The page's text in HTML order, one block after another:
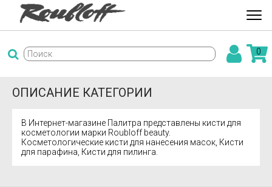
0
ОПИСАНИЕ КАТЕГОРИИ
В Интернет-магазине Палитра представлены кисти для
косметологии марки Roubloff beauty.
Косметологические кисти для нанесения масок, Кисти
для парафина, Кисти для пилинга.